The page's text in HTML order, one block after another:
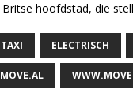
hoofdstad, die
ELECTRISCH
MOVE.AL